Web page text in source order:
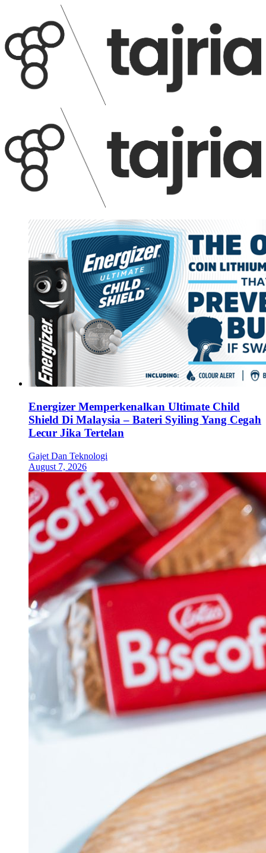
Energizer Memperkenalkan Ultimate Child
Shield Di Malaysia – Bateri Syiling Yang Cegah
Lecur Jika Tertelan
Gajet Dan Teknologi
August 7, 2026